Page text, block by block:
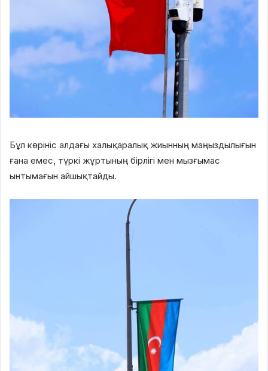
Бұл көрініс алдағы халықаралық жиынның маңыздылығын
ғана емес, түркі жұртының бірлігі мен мызғымас
ынтымағын айшықтайды.